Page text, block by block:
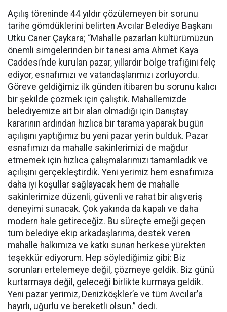
Açılış töreninde 44 yıldır çözülemeyen bir sorunu
tarihe gömdüklerini belirten Avcılar Belediye Başkanı
Utku Caner Çaykara; “Mahalle pazarları kültürümüzün
önemli simgelerinden bir tanesi ama Ahmet Kaya
Caddesi’nde kurulan pazar, yıllardır bölge trafiğini felç
ediyor, esnafımızı ve vatandaşlarımızı zorluyordu.
Göreve geldiğimiz ilk günden itibaren bu sorunu kalıcı
bir şekilde çözmek için çalıştık. Mahallemizde
belediyemize ait bir alan olmadığı için Danıştay
kararının ardından hızlıca bir tarama yaparak bugün
açılışını yaptığımız bu yeni pazar yerin bulduk. Pazar
esnafımızı da mahalle sakinlerimizi de mağdur
etmemek için hızlıca çalışmalarımızı tamamladık ve
açılışını gerçekleştirdik. Yeni yerimiz hem esnafımıza
daha iyi koşullar sağlayacak hem de mahalle
sakinlerimize düzenli, güvenli ve rahat bir alışveriş
deneyimi sunacak. Çok yakında da kapalı ve daha
modern hale getireceğiz. Bu süreçte emeği geçen
tüm belediye ekip arkadaşlarıma, destek veren
mahalle halkımıza ve katkı sunan herkese yürekten
teşekkür ediyorum. Hep söylediğimiz gibi: Biz
sorunları ertelemeye değil, çözmeye geldik. Biz günü
kurtarmaya değil, geleceği birlikte kurmaya geldik.
Yeni pazar yerimiz, Denizköşkler’e ve tüm Avcılar’a
hayırlı, uğurlu ve bereketli olsun.” dedi.